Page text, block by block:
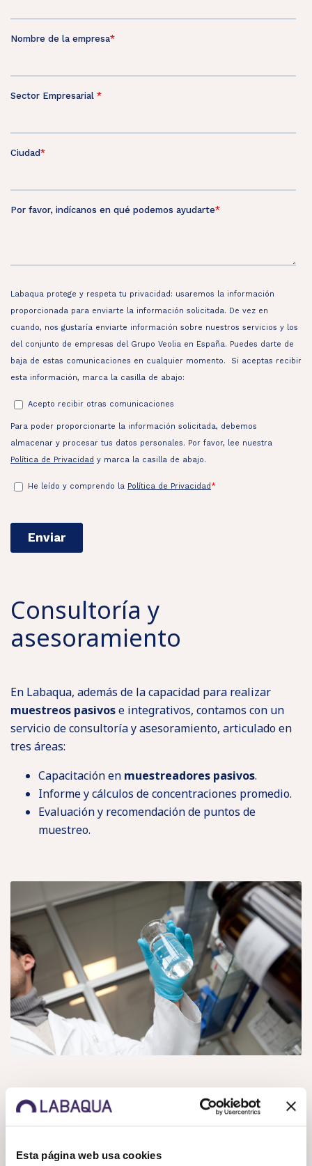
Esta página web usa cookies
Acceso
Soluciones
Consultoría y
asesoramiento
En Labaqua, además de la capacidad para realizar
muestreos pasivose integrativos, contamos con un
servicio de consultoría y asesoramiento, articulado en
tres áreas:
Capacitación en muestreadores pasivos.
Informe y cálculos de concentraciones promedio.
Evaluación y recomendación de puntos de
muestreo.
Preguntas frecuentes